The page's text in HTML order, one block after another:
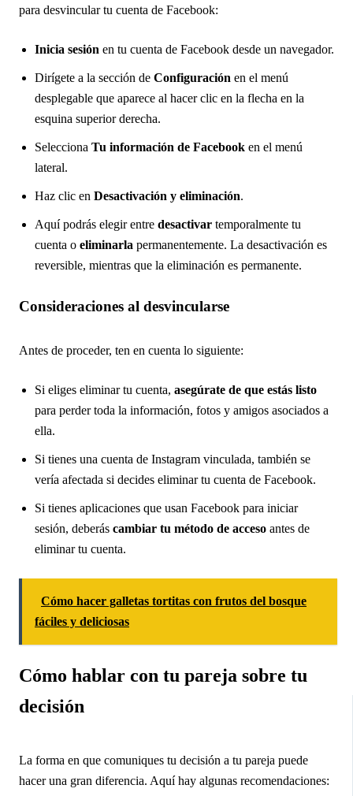
para desvincular tu cuenta de Facebook:
Inicia sesión en tu cuenta de Facebook desde un navegador.
Dirígete a la sección de Configuración en el menú
desplegable que aparece al hacer clic en la flecha en la
esquina superior derecha.
Selecciona Tu información de Facebook en el menú
lateral.
Haz clic en Desactivación y eliminación.
Aquí podrás elegir entre desactivar temporalmente tu
cuenta o eliminarla permanentemente. La desactivación es
reversible, mientras que la eliminación es permanente.
Consideraciones al desvincularse
Antes de proceder, ten en cuenta lo siguiente:
Si eliges eliminar tu cuenta, asegúrate de que estás listo
para perder toda la información, fotos y amigos asociados a
ella.
Si tienes una cuenta de Instagram vinculada, también se
vería afectada si decides eliminar tu cuenta de Facebook.
Si tienes aplicaciones que usan Facebook para iniciar
sesión, deberás cambiar tu método de acceso antes de
eliminar tu cuenta.
Cómo hacer galletas tortitas con frutos del bosque
fáciles y deliciosas
Cómo hablar con tu pareja sobre tu
decisión
La forma en que comuniques tu decisión a tu pareja puede
hacer una gran diferencia. Aquí hay algunas recomendaciones: